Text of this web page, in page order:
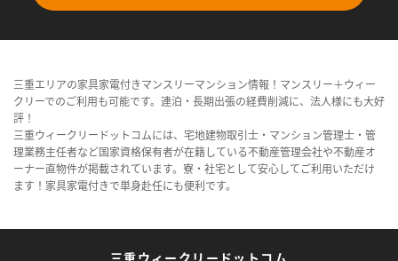
三重エリアの家具家電付きマンスリーマンション情報！マンスリー＋ウィー
クリーでのご利用も可能です。連泊・長期出張の経費削減に、法人様にも大好
評！
三重ウィークリードットコムには、宅地建物取引士・マンション管理士・管
理業務主任者など国家資格保有者が在籍している不動産管理会社や不動産オ
ーナー直物件が掲載されています。寮・社宅として安心してご利用いただけ
ます！家具家電付きで単身赴任にも便利です。